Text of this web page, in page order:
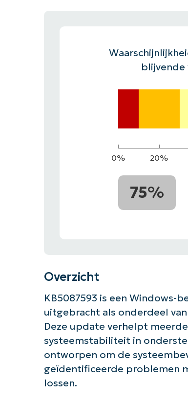
blijvende
0% 20%
75%
Overzicht
KB5087593 is een Windows-
uitgebracht als onderdeel
Deze update verhelpt
systeemstabiliteit in
ontworpen om de
geïdentificeerde problemen
lossen.